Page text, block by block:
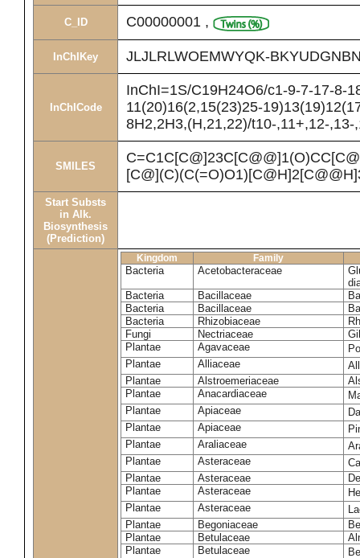
C_ID C00000001 ,
InChIKey JLJLRLWOEMWYQK-
InChICode
InChI=1S/C19H24O6/c1-9-7-17-8-
11(20)16(2,15(23)25-
8H2,2H3,(H,21,22)/t10-,11+,12-
SMILES
Start Substs
in Alk.
Biosynthesis
(Prediction)
Kingdom Family
Bacteria Acetobacteraceae
Bacteria
Bacillaceae
Bacteria
Bacillaceae
Bacteria
Rhizobiaceae
Fungi
Nectriaceae
Plantae
Agavaceae
Plantae
Alliaceae
Plantae
Alstroemeriaceae
Plantae
Anacardiaceae
Plantae
Apiaceae
Plantae
Apiaceae
Plantae
Araliaceae
Plantae
Asteraceae
Plantae
Asteraceae
Plantae
Asteraceae
Plantae
Asteraceae
Plantae
Begoniaceae
Plantae
Betulaceae
Plantae
Betulaceae